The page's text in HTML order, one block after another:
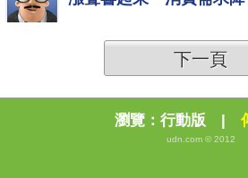
下一頁
瀏覽： 行動版 |
udn.com © 2012